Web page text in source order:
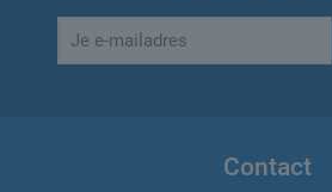
Contact